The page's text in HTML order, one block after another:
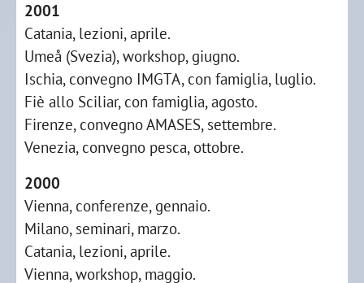
2001
Catania, lezioni, aprile.
Umeå (Svezia), workshop, giugno.
Ischia, convegno IMGTA, con famiglia, luglio.
Fiè allo Sciliar, con famiglia, agosto.
Firenze, convegno AMASES, settembre.
Venezia, convegno pesca, ottobre.
2000
Vienna, conferenze, gennaio.
Milano, seminari, marzo.
Catania, lezioni, aprile.
Vienna, workshop, maggio.